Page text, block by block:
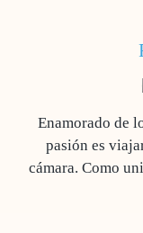
Enamorado de
pasión es
cámara. Como